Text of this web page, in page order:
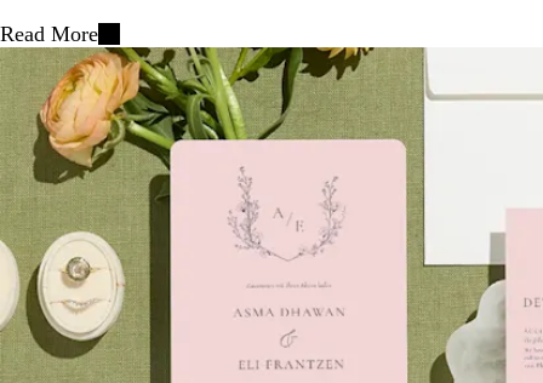
Read More